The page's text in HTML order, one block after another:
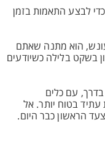
לבצע התאמות בזמן
עונש, הוא מתנה שאתם
בשקט בלילה כשיודעים
בדרך, עם כלים
עתיד בטוח יותר. אל
הראשון כבר היום.